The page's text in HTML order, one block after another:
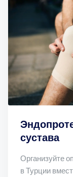
сустава
Организуйте
в Турции